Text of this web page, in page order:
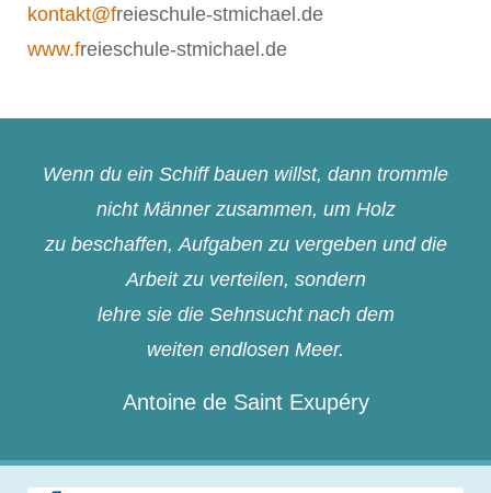
kontakt@freieschule-stmichael.de
www.freieschule-stmichael.de
Wenn du ein Schiff bauen willst, dann trommle
nicht Männer zusammen, um Holz
zu beschaffen, Aufgaben zu vergeben und die
Arbeit zu verteilen, sondern
lehre sie die Sehnsucht nach dem
weiten endlosen Meer.
Antoine de Saint Exupéry